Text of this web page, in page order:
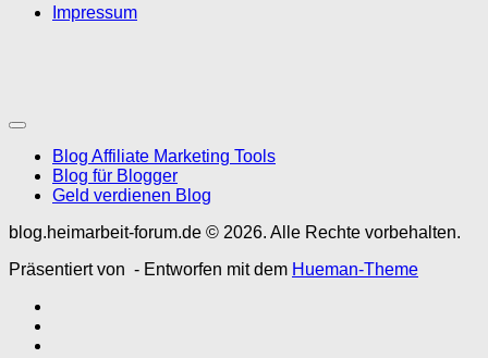
Impressum
Blog Affiliate Marketing Tools
Blog für Blogger
Geld verdienen Blog
blog.heimarbeit-forum.de © 2026. Alle Rechte vorbehalten.
Präsentiert von - Entworfen mit dem Hueman-Theme